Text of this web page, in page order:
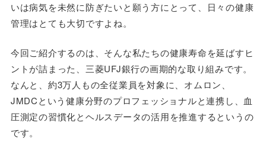
いは病気を未然に防ぎたいと願う方にとって、日々の健康
管理はとても大切ですよね。
今回ご紹介するのは、そんな私たちの健康寿命を延ばすヒ
ントが詰まった、三菱UFJ銀行の画期的な取り組みです。
なんと、約3万人もの全従業員を対象に、オムロン、
JMDCという健康分野のプロフェッショナルと連携し、血
圧測定の習慣化とヘルスデータの活用を推進するというの
です。